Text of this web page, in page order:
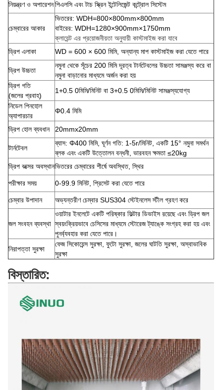
নিয়ন্ত্রণ ও অপারেশনপিএলসি এবং টাচ স্ক্রিন ইন্টেলিজেন্ট কন্ট্রোল সিস্টেম
চেম্বারের আকার
ভিতরের: WDH=800×800mm×800mm
বাইরের: WDH=1280×900mm×1750mm
ক্লায়েন্ট এর প্রয়োজনীয়তা অনুযায়ী কাস্টমাইজ করা যাবে
ড্রিপ এলাকা
WD = 600 × 600 মিমি, অন্যান্য মাপ কাস্টমাইজ করা যেতে পারে
ড্রিপ উচ্চতা
নমুনা থেকে সূঁচের 200 মিমি দূরত্ব টার্নটেবলের উচ্চতা সামঞ্জস্য করে বা
নমুনা বাড়ানোর মাধ্যমে অর্জন করা হয়
ড্রিপ গতি
(জলের প্রবাহ)
1+0.5 0মিমি/মিনিট বা 3+0.5 0মিমি/মিনিট সামঞ্জস্যযোগ্য
নিডেল পিনহোল
অ্যাপারচার
Φ0.4 মিমি
ড্রিপ হোল ব্যবধান 20mmx20mm
টার্নটেবল
ব্যাস: Φ400 মিমি, ঘূর্ণন গতি: 1-5r/মিনিট, একটি 15° নমুনা সমর্থন
ব্লক এবং একটি উত্তোলন বন্ধনী, ভারবহন ক্ষমতা ≤20kg
ড্রিপ বক্সের অবস্থানভিতরের চেম্বারের শীর্ষে অবস্থিত, স্থির
পরীক্ষার সময় 0-99.9 মিনিট, প্রিসেট করা যেতে পারে
চেম্বার উপাদান অভ্যন্তরীণ চেম্বার SUS304 স্টেইনলেস স্টীল গ্রহণ করে
জল সংবহন ব্যবস্থা
ওয়াটার ইনলেটে একটি পরিষ্কার ফিল্টার ডিভাইস রয়েছে এবং ড্রিপ জল
স্বয়ংক্রিয়ভাবে চেসিসের মাধ্যমে স্টোরেজ ট্যাঙ্কে সংগ্রহ করা হয় এবং
পুনর্ব্যবহার করা যেতে পারে।
নিরাপত্তা সুরক্ষা
ফেজ সিকোয়েন্স সুরক্ষা, ফুটো সুরক্ষা, জলের ঘাটতি সুরক্ষা, অস্বাভাবিক
সুরক্ষা
বিস্তারিত: